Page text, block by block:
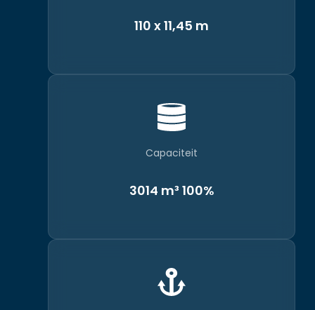
110 x 11,45 m
Capaciteit
3014 m³ 100%